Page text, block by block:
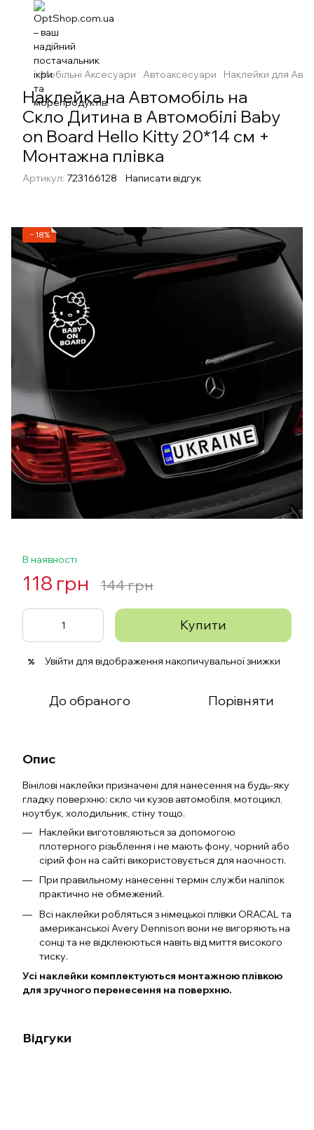
Мобільні Аксесуари Автоаксесуари Наклейки для
Наклейка на Автомобіль на
Скло Дитина в Автомобілі Baby
on Board Hello Kitty 20*14 см +
Монтажна плівка
Артикул: 723166128 Написати відгук
−18%
В наявності
118 грн 144 грн
Купити
% Увійти для відображення накопичувальної знижки
До обраного Порівняти
Опис
Вінілові наклейки призначені для нанесення на будь-яку
гладку поверхню: скло чи кузов автомобіля, мотоцикл,
ноутбук, холодильник, стіну тощо.
Наклейки виготовляються за допомогою
плотерного різьблення і не мають фону, чорний або
сірий фон на сайті використовується для наочності.
При правильному нанесенні термін служби наліпок
практично не обмежений.
Всі наклейки робляться з німецької плівки ORACAL та
американської Avery Dennison вони не вигоряють на
сонці та не відклеюються навіть від миття високого
тиску.
Усі наклейки комплектуються монтажною плівкою
для зручного перенесення на поверхню.
Відгуки